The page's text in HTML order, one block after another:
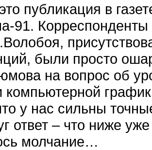
публикация в
91.
были просто
на вопрос об
компьютерной
у нас сильны
ответ – что ниже
молчание…